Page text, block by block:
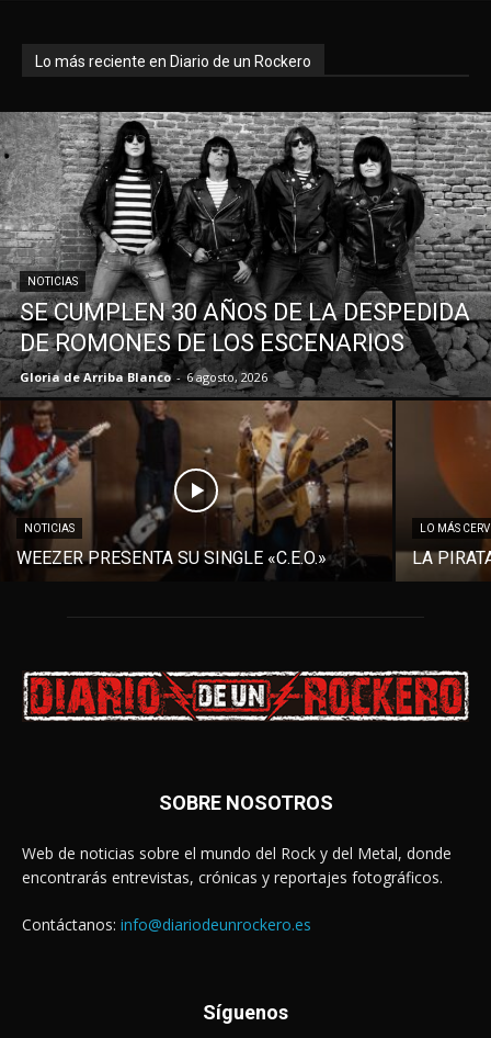
Lo más reciente en Diario de un Rockero
NOTICIAS
SE CUMPLEN 30 AÑOS DE LA DESPEDIDA
DE ROMONES DE LOS ESCENARIOS
Gloria de Arriba Blanco - 6 agosto, 2026
NOTICIAS
WEEZER PRESENTA SU SINGLE «C.E.O.»
LO MÁS
LA
SOBRE NOSOTROS
Web de noticias sobre el mundo del Rock y del Metal, donde
encontrarás entrevistas, crónicas y reportajes fotográficos.
Contáctanos: info@diariodeunrockero.es
Síguenos